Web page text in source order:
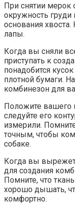
При снятии мерок
окружность
основания
лапы.
Когда вы сняли
приступать к
понадобится
плотной бумаги.
комбинезон для
Положите вашего
следуйте его
измерили.
точным, чтобы
собаке.
Когда вы
для создания
Помните, что
хорошо дышать,
комфортно.